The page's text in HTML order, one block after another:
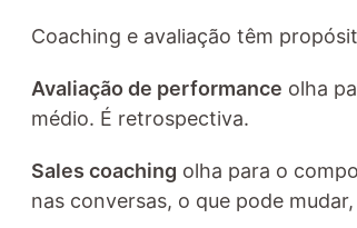
Coaching e avaliação têm
Avaliação de performance olha
médio. É retrospectiva.
Sales coaching olha para o
nas conversas, o que pode